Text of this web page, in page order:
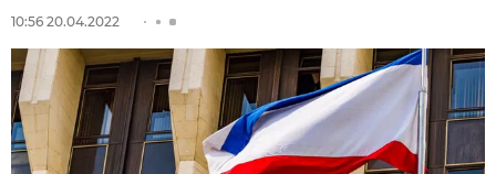
10:56 20.04.2022